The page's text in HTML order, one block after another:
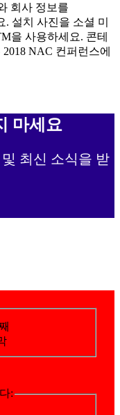
회사 정보를
설치 사진을 소셜 미
을 사용하세요. 콘테
NAC 컨퍼런스에
마세요
최신 소식을 받
: